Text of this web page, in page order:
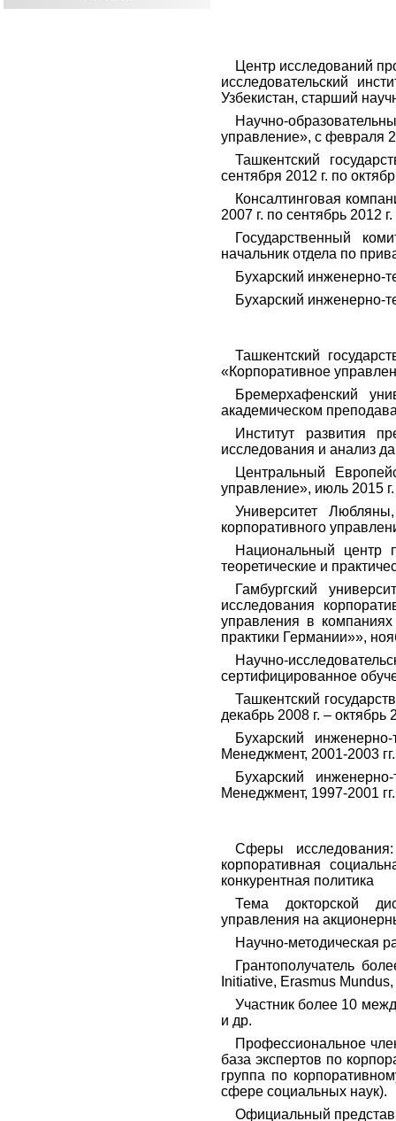
Центр исследований
исследовательский
Узбекистан, старший
Научно-
управление», с февраля
Ташкентский
сентября 2012 г. по
Консалтинговая
2007 г. по сентябрь 2012 г.
Государственный
начальник отдела по
Бухарский инженерно-
Бухарский инженерно-
Ташкентский
«Корпоративное
Бремерхафенский
академическом
Институт развития
исследования и анализ
Центральный
управление», июль 2015 г.
Университет
корпоративного
Национальный центр
теоретические и
Гамбургский
исследования
управления в
практики Германии»»,
Научно-
сертифицированное
Ташкентский
декабрь 2008 г. – октябрь
Бухарский
Менеджмент, 2001-2003 гг.
Бухарский
Менеджмент, 1997-2001 гг.
Сферы
корпоративная
конкурентная политика
Тема докторской
управления на
Научно-методическая
Грантополучатель
Initiative, Erasmus
Участник более 10
и др.
Профессиональное
база экспертов по
группа по
сфере социальных наук).
Официальный